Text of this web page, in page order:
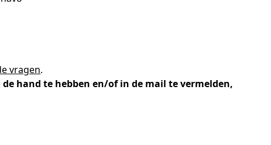
trainers gezocht
aan het woord
vragen.
hand te hebben en/of in de mail te vermelden,